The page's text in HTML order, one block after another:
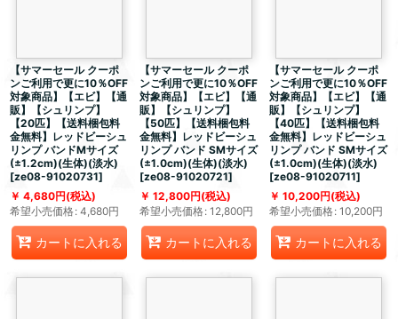
【サマーセール クーポ
ンご利用で更に10％OFF
対象商品】【エビ】【通
販】【シュリンプ】
【20匹】【送料梱包料
金無料】レッドビーシュ
リンプ バンドMサイズ
(±1.2cm)(生体)(淡水)
[ze08-91020731]
4,680円(税込)
希望小売価格: 4,680円
カートに入れる
【サマーセール クーポ
ンご利用で更に10％OFF
対象商品】【エビ】【通
販】【シュリンプ】
【50匹】【送料梱包料
金無料】レッドビーシュ
リンプ バンド SMサイズ
(±1.0cm)(生体)(淡水)
[ze08-91020721]
12,800円(税込)
希望小売価格: 12,800円
カートに入れる
【サマーセール クーポ
ンご利用で更に10％OFF
対象商品】【エビ】【通
販】【シュリンプ】
【40匹】【送料梱包料
金無料】レッドビーシュ
リンプ バンド SMサイズ
(±1.0cm)(生体)(淡水)
[ze08-91020711]
10,200円(税込)
希望小売価格: 10,200円
カートに入れる